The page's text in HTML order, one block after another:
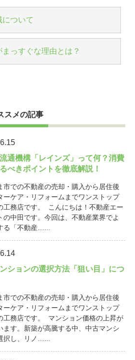
について
まっすぐな理由とは？
スメの記事
通機構「レインズ」って何？消費
べきポイントを徹底解説！
市での不動産の売却・購入から居住後
ーケア・リフォームまでワンストップ
工務店です。 こんにちは！不動産エー
の中田です。今回は、不動産業界でよ
る「不動産…...
ションの選択方法「狙い目」につ
市での不動産の売却・購入から居住後
ーケア・リフォームまでワンストップ
工務店です。 マンション価格の上昇が
ます。新築が高騰する中、中古マンシ
択し、リノ…...